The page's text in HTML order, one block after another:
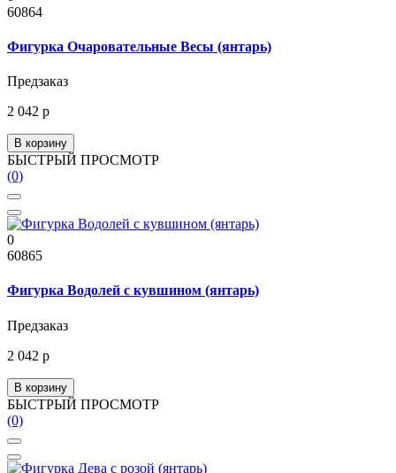
60864
Фигурка Очаровательные Весы (янтарь)
Предзаказ
2 042 р
В корзину
БЫСТРЫЙ ПРОСМОТР
(0)
0
60865
Фигурка Водолей с кувшином (янтарь)
Предзаказ
2 042 р
В корзину
БЫСТРЫЙ ПРОСМОТР
(0)